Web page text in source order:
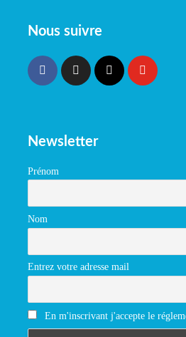
Nous suivre
Newsletter
Prénom
Nom
Entrez votre adresse mail
En m'inscrivant j'accepte le